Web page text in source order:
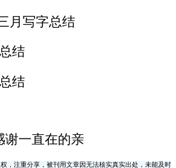
月写字总结
结
结
谢一直在的亲
，注重分享，被刊用文章因无法核实真实出处，未能及时